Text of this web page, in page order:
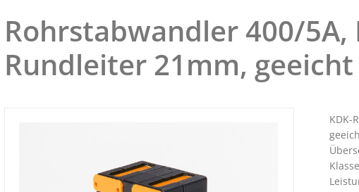
Rohrstabwandler 400/5A,
Rundleiter 21mm, geeicht
KDK-